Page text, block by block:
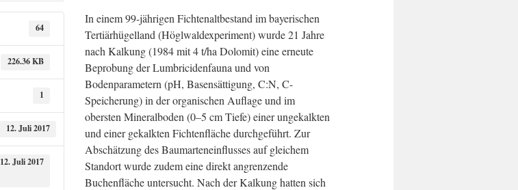
64
226.36 KB
1
12. Juli 2017
12. Juli 2017
In einem 99-jährigen Fichtenaltbestand im bayerischen
Tertiärhügelland (Höglwaldexperiment) wurde 21 Jahre
nach Kalkung (1984 mit 4 t/ha Dolomit) eine erneute
Beprobung der Lumbricidenfauna und von
Bodenparametern (pH, Basensättigung, C:N, C-
Speicherung) in der organischen Auflage und im
obersten Mineralboden (0–5 cm Tiefe) einer ungekalkten
und einer gekalkten Fichtenfläche durchgeführt. Zur
Abschätzung des Baumarteneinflusses auf gleichem
Standort wurde zudem eine direkt angrenzende
Buchenfläche untersucht. Nach der Kalkung hatten sich